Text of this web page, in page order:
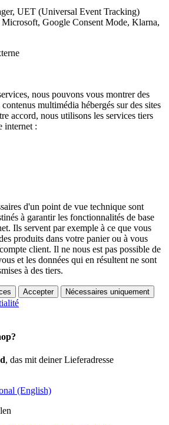
UET (Universal Event Tracking)
Google Consent Mode, Klarna,
nous pouvons vous montrer des
multimédia hébergés sur des sites
accord, nous utilisons les services tiers
internet :
d'un point de vue technique sont
à garantir les fonctionnalités de base
Ils servent par exemple à ce que vous
produits dans votre panier ou à vous
client. Il ne nous est pas possible de
et les données qui en résultent ne sont
à des tiers.
Accepter Nécessaires uniquement
, das mit deiner Lieferadresse
(English)